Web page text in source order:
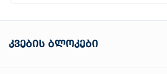
კვების ბლოკები
ინსტრუმენტები
ელექტრო
ინსტრუმენტები